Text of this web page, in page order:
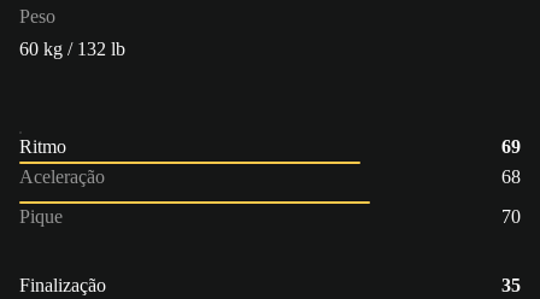
Peso
60 kg / 132 lb
Ritmo
69
Aceleração
68
Pique
70
Finalização
35